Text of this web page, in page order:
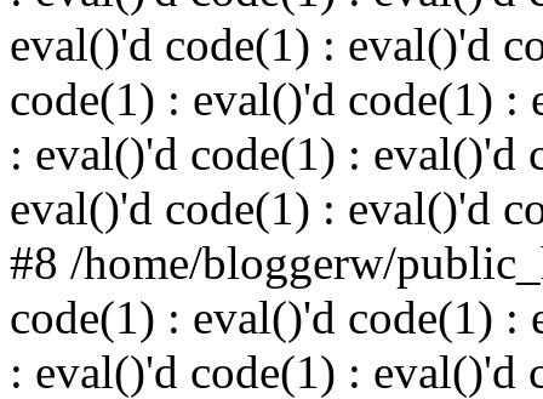
eval()'d code(1) : eval()'d
code(1) : eval()'d code(1) :
: eval()'d code(1) : eval()'d
eval()'d code(1) : eval()'d
#8 /home/bloggerw/
code(1) : eval()'d code(1) :
: eval()'d code(1) : eval()'d